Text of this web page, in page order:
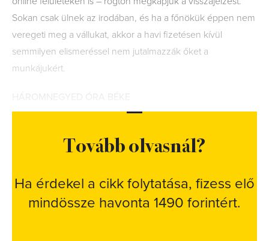
Sokan csak ülnek az irodában, és ha a főnökük éppen nem
veregeti meg a vállukat, akkor a havi fizetésen kívül
semmilyen elismeréssel nem jutalmazzák őket a
munkájukért.
Tovább olvasnál?
Ha érdekel a cikk folytatása, fizess elő
mindössze havonta 1490 forintért.